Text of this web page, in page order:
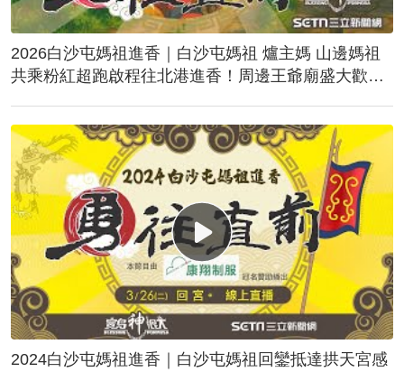
2026白沙屯媽祖進香｜白沙屯媽祖 爐主媽 山邊媽祖
共乘粉紅超跑啟程往北港進香！周邊王爺廟盛大歡
2024白沙屯媽祖進香｜白沙屯媽祖回鑾抵達拱天宮感